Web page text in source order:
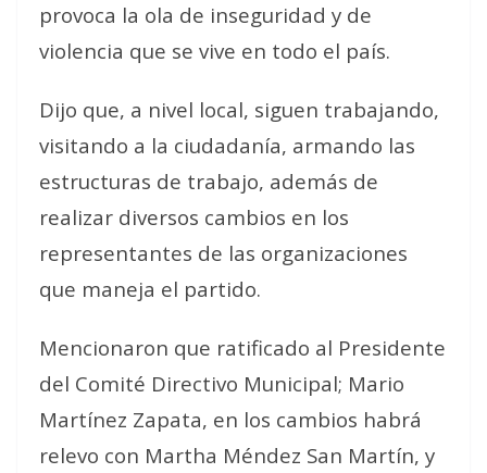
provoca la ola de inseguridad y de
violencia que se vive en todo el país.
Dijo que, a nivel local, siguen trabajando,
visitando a la ciudadanía, armando las
estructuras de trabajo, además de
realizar diversos cambios en los
representantes de las organizaciones
que maneja el partido.
Mencionaron que ratificado al Presidente
del Comité Directivo Municipal; Mario
Martínez Zapata, en los cambios habrá
relevo con Martha Méndez San Martín, y